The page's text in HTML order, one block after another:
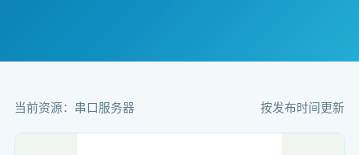
当前资源：串口服务器 按发布时间更新